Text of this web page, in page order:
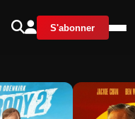
S'abonner